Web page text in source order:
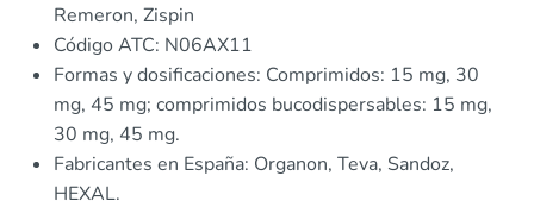
Remeron, Zispin
Código ATC: N06AX11
Formas y dosificaciones: Comprimidos: 15 mg, 30
mg, 45 mg; comprimidos bucodispersables: 15 mg,
30 mg, 45 mg.
Fabricantes en España: Organon, Teva, Sandoz,
HEXAL.